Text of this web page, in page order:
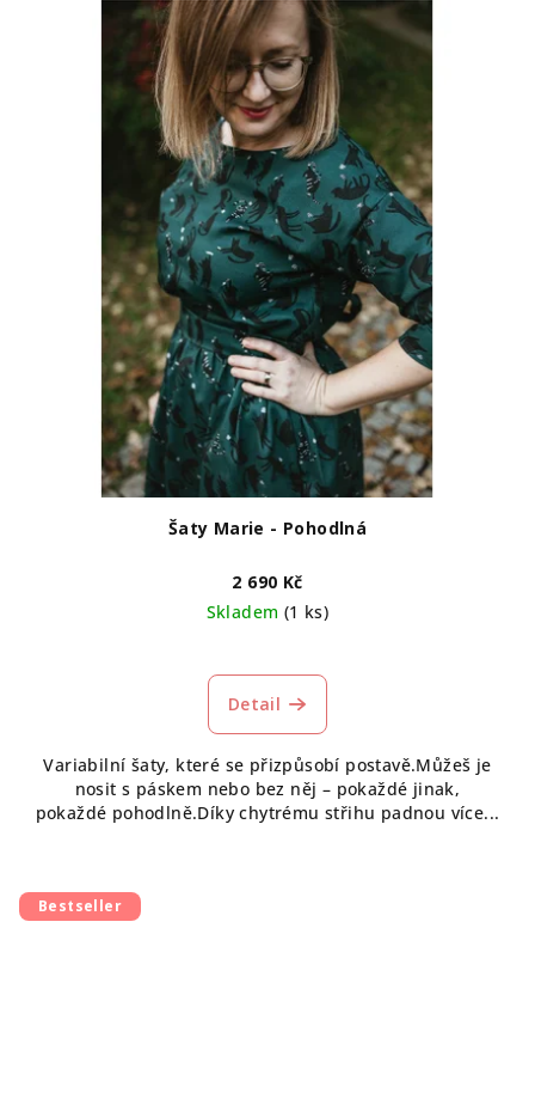
Šaty Marie - Pohodlná
2 690 Kč
Skladem (1 ks)
hodnocení
produktu
z
5
hvězdiček.
Detail
Variabilní šaty, které se přizpůsobí postavě.Můžeš je
nosit s páskem nebo bez něj – pokaždé jinak,
pokaždé pohodlně.Díky chytrému střihu padnou více...
Bestseller